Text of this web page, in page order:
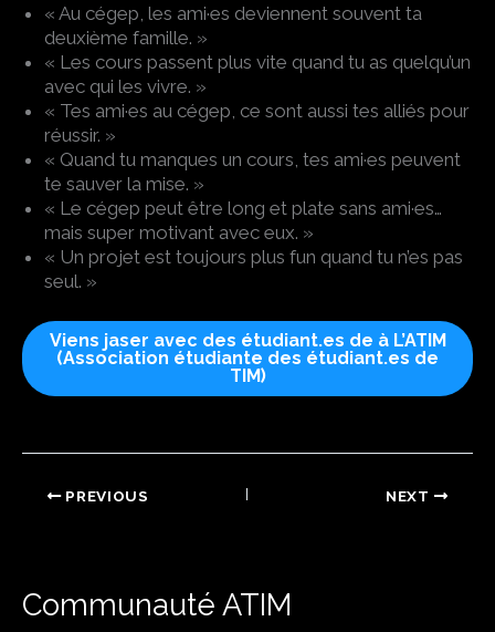
« Au cégep, les ami·es deviennent souvent ta
deuxième famille. »
« Les cours passent plus vite quand tu as quelqu’un
avec qui les vivre. »
« Tes ami·es au cégep, ce sont aussi tes alliés pour
réussir. »
« Quand tu manques un cours, tes ami·es peuvent
te sauver la mise. »
« Le cégep peut être long et plate sans ami·es…
mais super motivant avec eux. »
« Un projet est toujours plus fun quand tu n’es pas
seul. »
Viens jaser avec des étudiant.es de à L’ATIM
(Association étudiante des étudiant.es de
TIM)
PREVIOUS NEXT
Communauté ATIM